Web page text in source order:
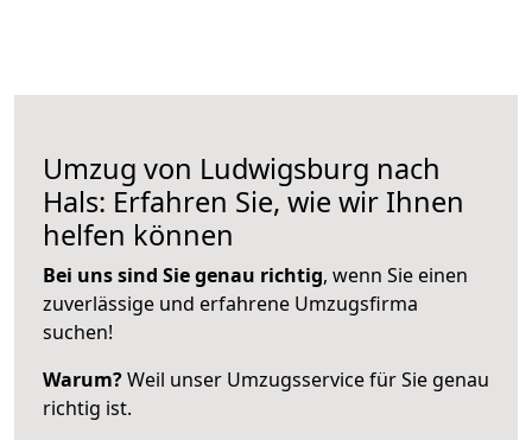
Umzug von Ludwigsburg nach
Hals: Erfahren Sie, wie wir Ihnen
helfen können
Bei uns sind Sie genau richtig, wenn Sie einen
zuverlässige und erfahrene Umzugsfirma
suchen!
Warum?Weil unser Umzugsservice für Sie genau
richtig ist.